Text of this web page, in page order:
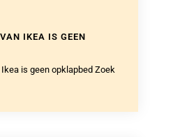
IKEA IS GEEN
is geen opklapbed Zoek